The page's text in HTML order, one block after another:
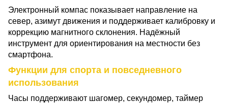
Электронный компас показывает направление на
север, азимут движения и поддерживает калибровку и
коррекцию магнитного склонения. Надёжный
инструмент для ориентирования на местности без
смартфона.
Функции для спорта и повседневного
использования
Часы поддерживают шагомер, секундомер, таймер